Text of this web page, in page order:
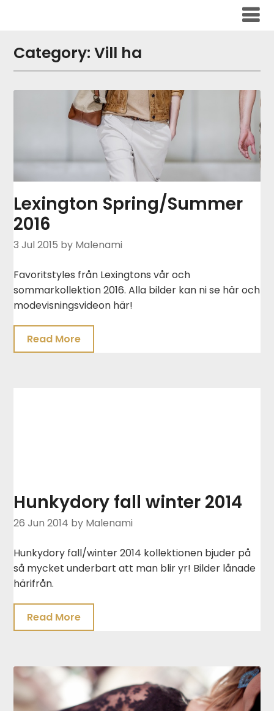
Category:Vill ha
Lexington Spring/Summer
2016
3 Jul 2015 by Malenami
Favoritstyles från Lexingtons vår och
sommarkollektion 2016. Alla bilder kan ni se här och
modevisningsvideon här!
Read More
Hunkydory fall winter 2014
26 Jun 2014 by Malenami
Hunkydory fall/winter 2014 kollektionen bjuder på
så mycket underbart att man blir yr! Bilder lånade
härifrån.
Read More